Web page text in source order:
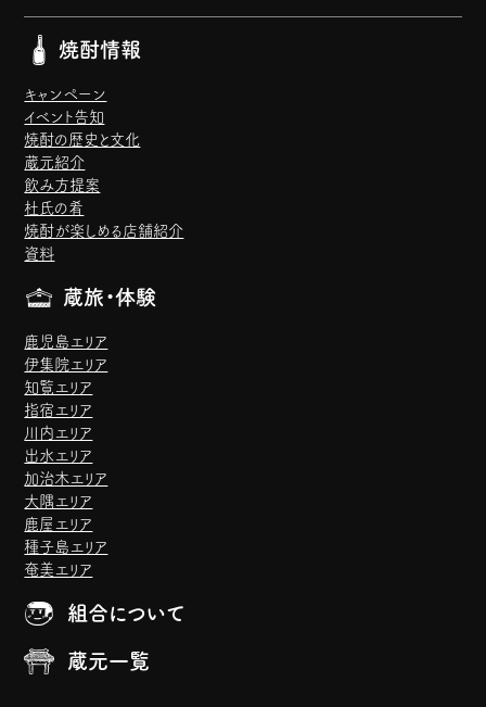
焼酎情報
キャンペーン
イベント告知
焼酎の歴史と文化
蔵元紹介
飲み方提案
杜氏の肴
焼酎が楽しめる店舗紹介
資料
蔵旅・体験
鹿児島エリア
伊集院エリア
知覧エリア
指宿エリア
川内エリア
出水エリア
加治木エリア
大隅エリア
鹿屋エリア
種子島エリア
奄美エリア
組合について
蔵元一覧